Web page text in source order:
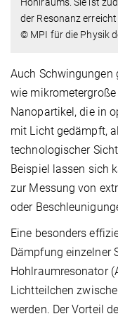
Hohlraums. Sie ist
der Resonanz erreicht
© MPI für die Physik
Auch Schwingungen
wie
Nanopartikel, die in
mit Licht gedämpft,
technologischer
Beispiel lassen sich
zur Messung von
oder
Eine besonders
Dämpfung einzelner
Hohlraumresonator
Lichtteilchen
werden. Der Vorteil